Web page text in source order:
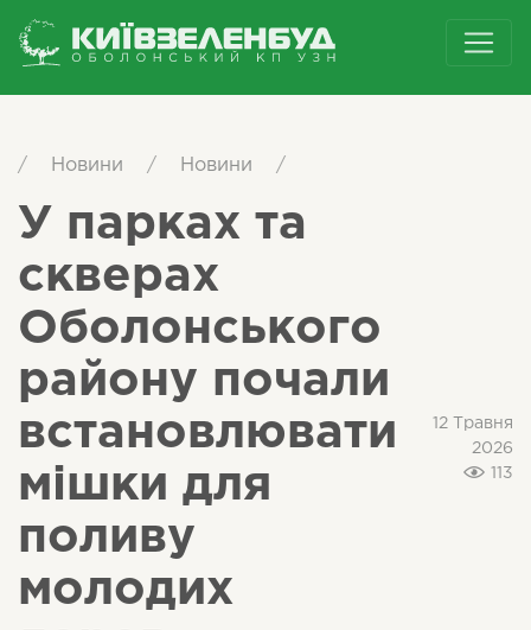
/ Новини / Новини /
У парках та
скверах
Оболонського
району почали
встановлювати
мішки для
поливу
молодих
12 Травня
2026
113